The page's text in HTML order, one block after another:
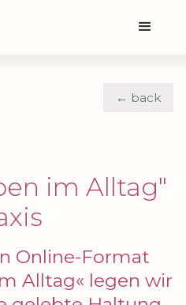
← back
im Alltag"
Online-Format
Alltag« legen wir